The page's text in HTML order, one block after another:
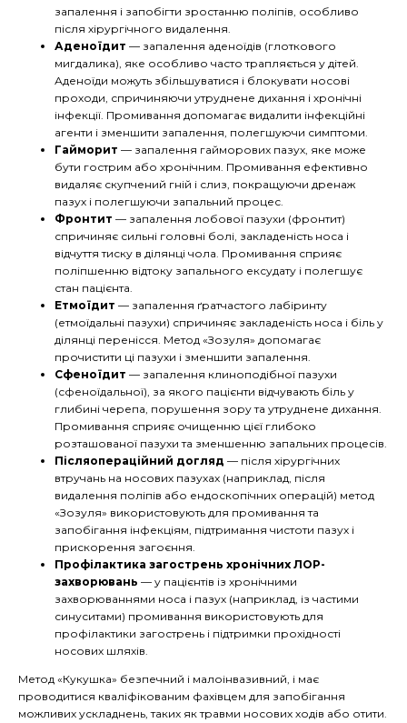
запалення і запобігти зростанню поліпів, особливо
після хірургічного видалення.
Аденоїдит — запалення аденоїдів (глоткового
мигдалика), яке особливо часто трапляється у дітей.
Аденоїди можуть збільшуватися і блокувати носові
проходи, спричиняючи утруднене дихання і хронічні
інфекції. Промивання допомагає видалити інфекційні
агенти і зменшити запалення, полегшуючи симптоми.
Гайморит — запалення гайморових пазух, яке може
бути гострим або хронічним. Промивання ефективно
видаляє скупчений гній і слиз, покращуючи дренаж
пазух і полегшуючи запальний процес.
Фронтит — запалення лобової пазухи (фронтит)
спричиняє сильні головні болі, закладеність носа і
відчуття тиску в ділянці чола. Промивання сприяє
поліпшенню відтоку запального ексудату і полегшує
стан пацієнта.
Етмоїдит — запалення ґратчастого лабіринту
(етмоїдальні пазухи) спричиняє закладеність носа і біль у
ділянці перенісся. Метод «Зозуля» допомагає
прочистити ці пазухи і зменшити запалення.
Сфеноїдит — запалення клиноподібної пазухи
(сфеноїдальної), за якого пацієнти відчувають біль у
глибині черепа, порушення зору та утруднене дихання.
Промивання сприяє очищенню цієї глибоко
розташованої пазухи та зменшенню запальних процесів.
Післяопераційний догляд — після хірургічних
втручань на носових пазухах (наприклад, після
видалення поліпів або ендоскопічних операцій) метод
«Зозуля» використовують для промивання та
запобігання інфекціям, підтримання чистоти пазух і
прискорення загоєння.
Профілактика загострень хронічних ЛОР-
захворювань — у пацієнтів із хронічними
захворюваннями носа і пазух (наприклад, із частими
синуситами) промивання використовують для
профілактики загострень і підтримки прохідності
носових шляхів.
Метод «Кукушка» безпечний і малоінвазивний, і має
проводитися кваліфікованим фахівцем для запобігання
можливих ускладнень, таких як травми носових ходів або отити.